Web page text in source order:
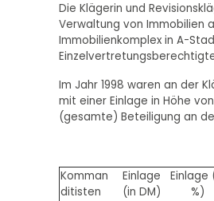
Die Klägerin und
Verwaltung von Immobilien
Immobilienkomplex in A-
Im Jahr 1998 waren an der
mit einer Einlage in Höhe
(gesamte) Beteiligung an
Komman
ditisten
Einlage
(in DM)
Einlage
%)